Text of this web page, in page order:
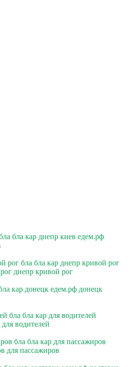
бла кар днепр киев едем.рф
рог бла бла кар днепр кривой рог
днепр кривой рог
кар донецк едем.рф донецк
бла бла кар для водителей
водителей
бла бла кар для пассажиров
для пассажиров